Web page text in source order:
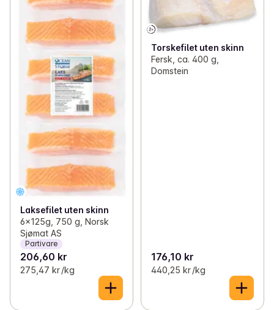
Laksefilet uten skinn
6x125g, 750 g, Norsk
Sjømat AS
Partivare
206,60 kr
275,47 kr /kg
Torskefilet uten skinn
Fersk, ca. 400 g,
Domstein
176,10 kr
440,25 kr /kg